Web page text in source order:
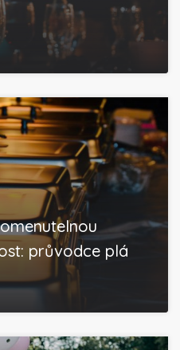
průvodce plá